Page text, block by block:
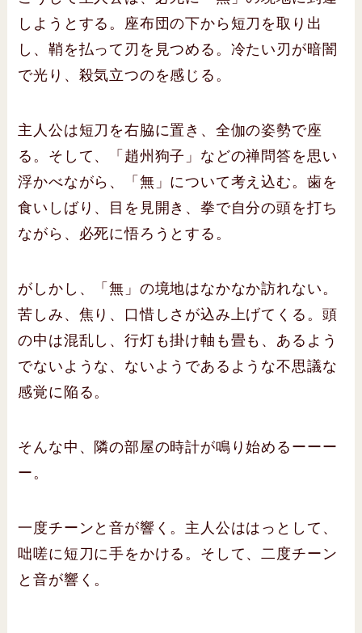
しようとする。座布団の下から短刀を取り出
し、鞘を払って刃を見つめる。冷たい刃が暗闇
で光り、殺気立つのを感じる。
主人公は短刀を右脇に置き、全伽の姿勢で座
る。そして、「趙州狗子」などの禅問答を思い
浮かべながら、「無」について考え込む。歯を
食いしばり、目を見開き、拳で自分の頭を打ち
ながら、必死に悟ろうとする。
がしかし、「無」の境地はなかなか訪れない。
苦しみ、焦り、口惜しさが込み上げてくる。頭
の中は混乱し、行灯も掛け軸も畳も、あるよう
でないような、ないようであるような不思議な
感覚に陥る。
そんな中、隣の部屋の時計が鳴り始めるーーー
ー。
一度チーンと音が響く。主人公ははっとして、
咄嗟に短刀に手をかける。そして、二度チーン
と音が響く。